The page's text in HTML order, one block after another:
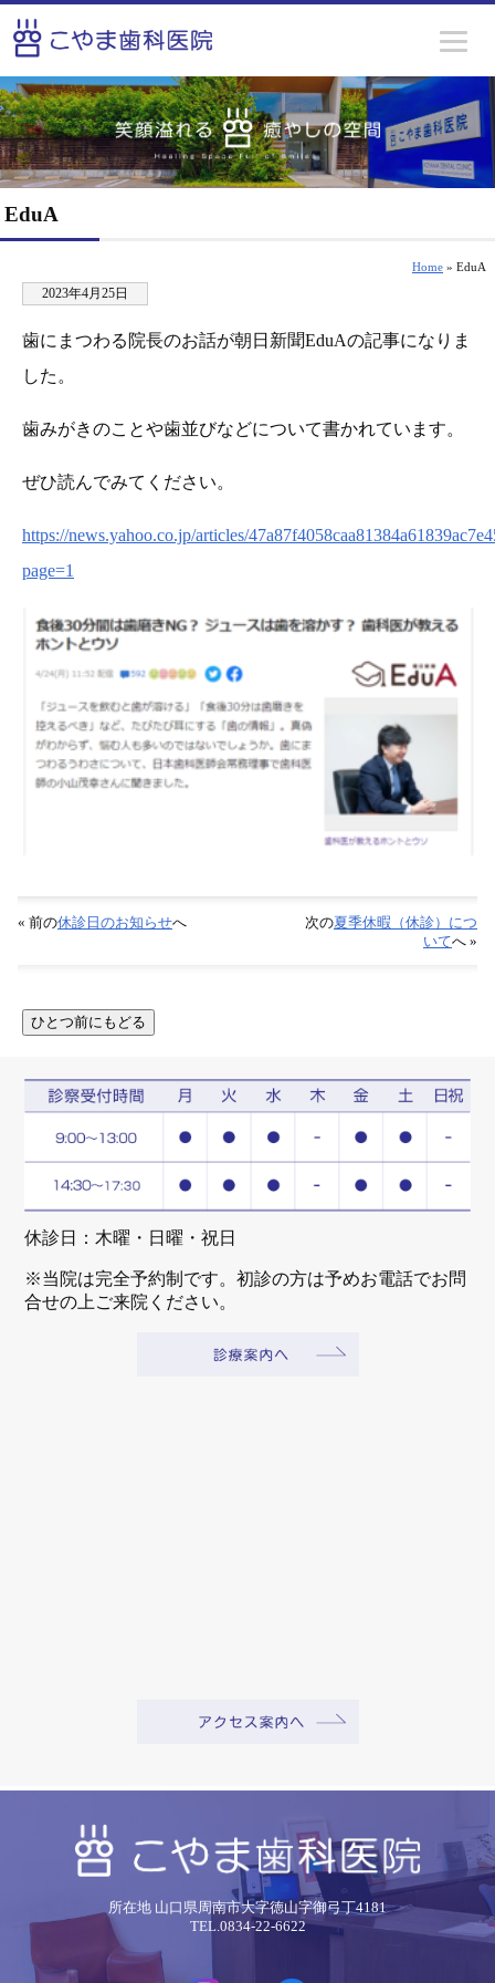
EduA
Home » EduA
2023年4月25日
歯にまつわる院長のお話が朝日新聞EduAの記事になりま
した。
歯みがきのことや歯並びなどについて書かれています。
ぜひ読んでみてください。
https://news.yahoo.co.jp/articles/
page=1
« 前の休診日のお知らせへ 次の夏季休暇（休診）につ
いてへ »
休診日：木曜・日曜・祝日
※当院は完全予約制です。初診の方は予めお電話でお問
合せの上ご来院ください。
所在地 山口県周南市大字徳山字御弓丁4181
TEL.0834-22-6622